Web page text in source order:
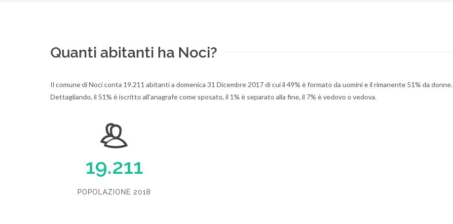
Quanti abitanti ha Noci?
Il comune di Noci conta 19.211 abitanti a domenica 31 Dicembre 2017 di cui il 49% è formato da uomini e il rimanente 51% da donne.
Dettagliando, il 51% è iscritto all'anagrafe come sposato, il 1% è separato alla fine, il 7% è vedovo o vedova.
19.211
POPOLAZIONE 2018